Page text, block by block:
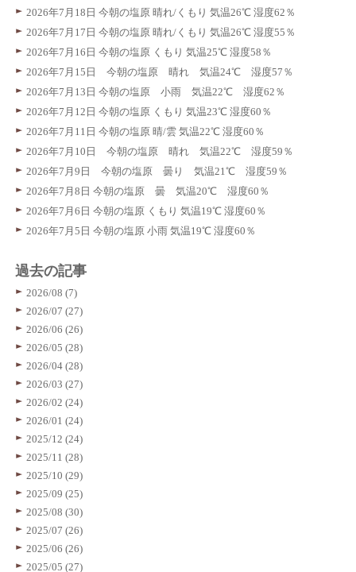
2026年7月18日 今朝の塩原 晴れ/くもり 気温26℃ 湿度62％
2026年7月17日 今朝の塩原 晴れ/くもり 気温26℃ 湿度55％
2026年7月16日 今朝の塩原 くもり 気温25℃ 湿度58％
2026年7月15日 今朝の塩原 晴れ 気温24℃ 湿度57％
2026年7月13日 今朝の塩原 小雨 気温22℃ 湿度62％
2026年7月12日 今朝の塩原 くもり 気温23℃ 湿度60％
2026年7月11日 今朝の塩原 晴/雲 気温22℃ 湿度60％
2026年7月10日 今朝の塩原 晴れ 気温22℃ 湿度59％
2026年7月9日 今朝の塩原 曇り 気温21℃ 湿度59％
2026年7月8日 今朝の塩原 曇 気温20℃ 湿度60％
2026年7月6日 今朝の塩原 くもり 気温19℃ 湿度60％
2026年7月5日 今朝の塩原 小雨 気温19℃ 湿度60％
過去の記事
2026/08 (7)
2026/07 (27)
2026/06 (26)
2026/05 (28)
2026/04 (28)
2026/03 (27)
2026/02 (24)
2026/01 (24)
2025/12 (24)
2025/11 (28)
2025/10 (29)
2025/09 (25)
2025/08 (30)
2025/07 (26)
2025/06 (26)
2025/05 (27)